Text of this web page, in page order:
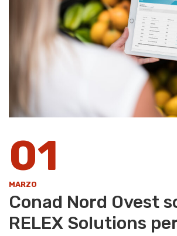
01
MARZO
Conad Nord Ovest
RELEX Solutions